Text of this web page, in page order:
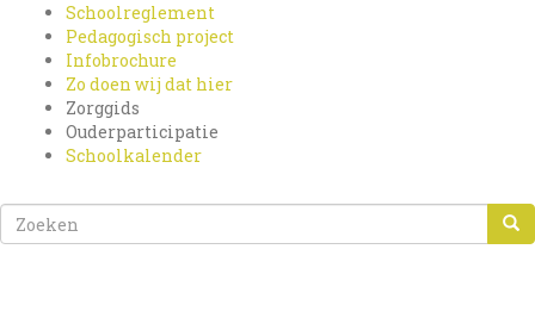
Schoolreglement
Pedagogisch project
Infobrochure
Zo doen wij dat hier
Zorggids
Ouderparticipatie
Schoolkalender
ZOEKVELD